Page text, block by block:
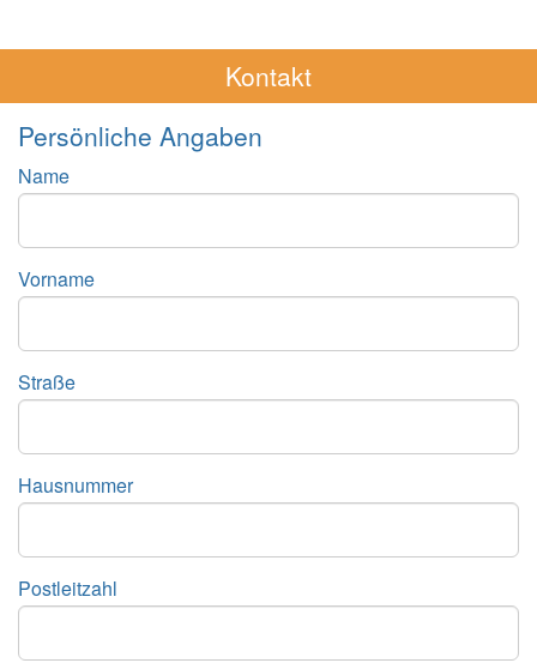
Kontakt
Persönliche Angaben
Name
Vorname
Straße
Hausnummer
Postleitzahl